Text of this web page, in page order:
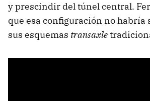
y prescindir del túnel central.
que esa configuración no habría
sus esquemas transaxle